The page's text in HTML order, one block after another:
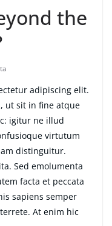
the
adipiscing elit.
ut sit in fine atque
igitur ne illud
virtutum
distinguitur.
Sed emolumenta
facta et peccata
sapiens semper
At enim hic